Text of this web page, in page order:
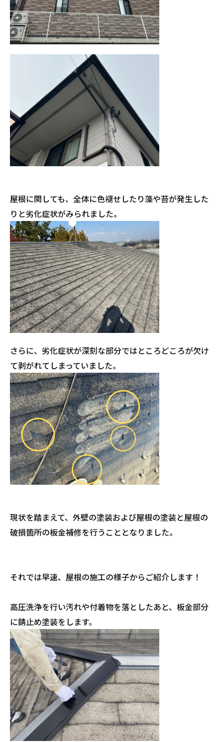
屋根に関しても、全体に色褪せしたり藻や苔が発生した
りと劣化症状がみられました。
さらに、劣化症状が深刻な部分ではところどころが欠け
て剥がれてしまっていました。
現状を踏まえて、外壁の塗装および屋根の塗装と屋根の
破損箇所の板金補修を行うこととなりました。
それでは早速、屋根の施工の様子からご紹介します！
高圧洗浄を行い汚れや付着物を落としたあと、板金部分
に錆止め塗装をします。